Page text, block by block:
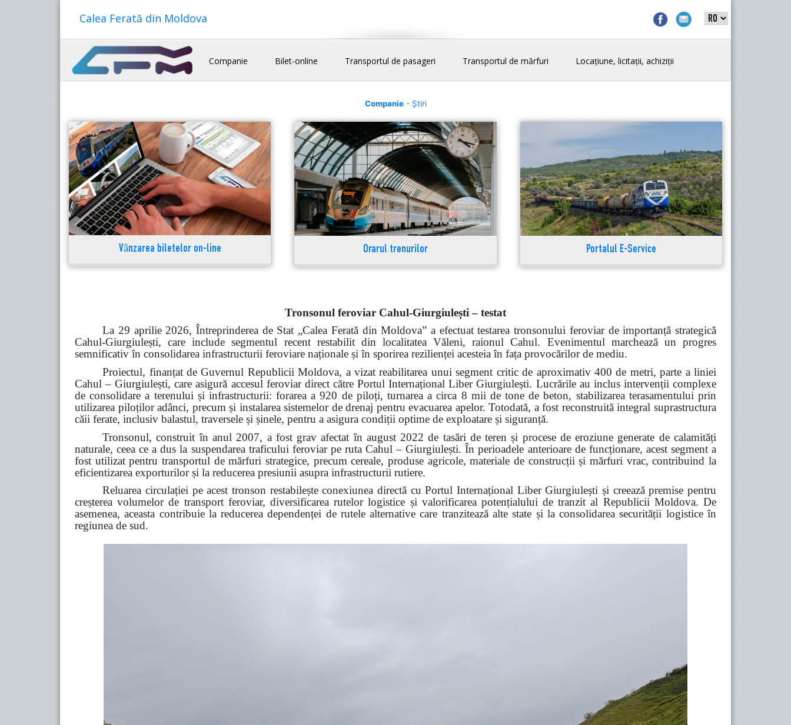
Calea Ferată din Moldova
Companie Bilet-online Transportul de pasageri Transportul de mărfuri Locațiune, licitații, achiziții
Companie- Știri
Vânzarea biletelor on-line Orarul trenurilor Portalul E-Service
Tronsonul feroviar Cahul-Giurgiulești – testat
La 29 aprilie 2026, Întreprinderea de Stat „Calea Ferată din Moldova” a efectuat testarea tronsonului feroviar de importanță strategică
Cahul-Giurgiulești, care include segmentul recent restabilit din localitatea Văleni, raionul Cahul. Evenimentul marchează un progres
semnificativ în consolidarea infrastructurii feroviare naționale și în sporirea rezilienței acesteia în fața provocărilor de mediu.
Proiectul, finanțat de Guvernul Republicii Moldova, a vizat reabilitarea unui segment critic de aproximativ 400 de metri, parte a liniei
Cahul – Giurgiulești, care asigură accesul feroviar direct către Portul Internațional Liber Giurgiulești. Lucrările au inclus intervenții complexe
de consolidare a terenului și infrastructurii: forarea a 920 de piloți, turnarea a circa 8 mii de tone de beton, stabilizarea terasamentului prin
utilizarea piloților adânci, precum și instalarea sistemelor de drenaj pentru evacuarea apelor. Totodată, a fost reconstruită integral suprastructura
căii ferate, inclusiv balastul, traversele și șinele, pentru a asigura condiții optime de exploatare și siguranță.
Tronsonul, construit în anul 2007, a fost grav afectat în august 2022 de tasări de teren și procese de eroziune generate de calamități
naturale, ceea ce a dus la suspendarea traficului feroviar pe ruta Cahul – Giurgiulești. În perioadele anterioare de funcționare, acest segment a
fost utilizat pentru transportul de mărfuri strategice, precum cereale, produse agricole, materiale de construcții și mărfuri vrac, contribuind la
eficientizarea exporturilor și la reducerea presiunii asupra infrastructurii rutiere.
Reluarea circulației pe acest tronson restabilește conexiunea directă cu Portul Internațional Liber Giurgiulești și creează premise pentru
creșterea volumelor de transport feroviar, diversificarea rutelor logistice și valorificarea potențialului de tranzit al Republicii Moldova. De
asemenea, aceasta contribuie la reducerea dependenței de rutele alternative care tranzitează alte state și la consolidarea securității logistice în
regiunea de sud.